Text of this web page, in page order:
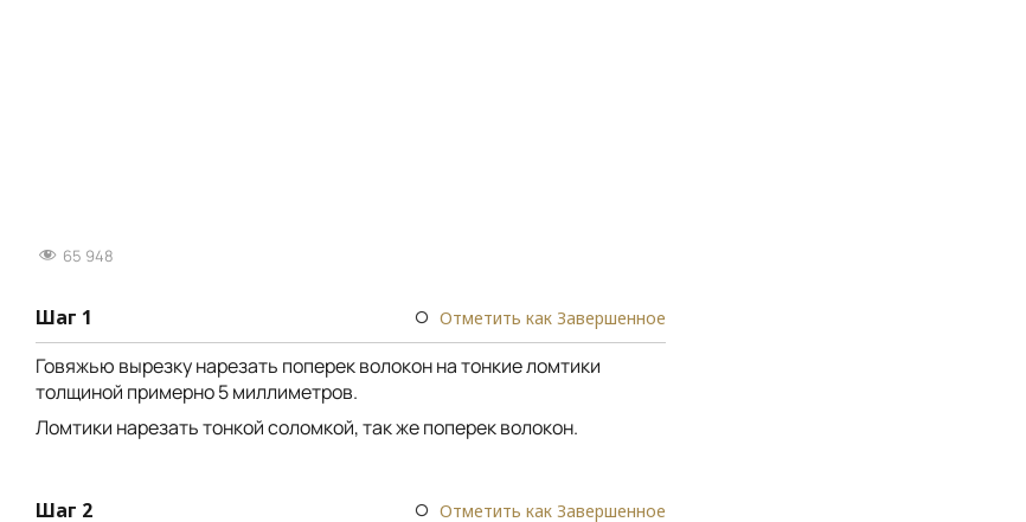
65 948
Шаг 1 Отметить как Завершенное
Говяжью вырезку нарезать поперек волокон на тонкие ломтики
толщиной примерно 5 миллиметров.
Ломтики нарезать тонкой соломкой, так же поперек волокон.
Шаг 2 Отметить как Завершенное